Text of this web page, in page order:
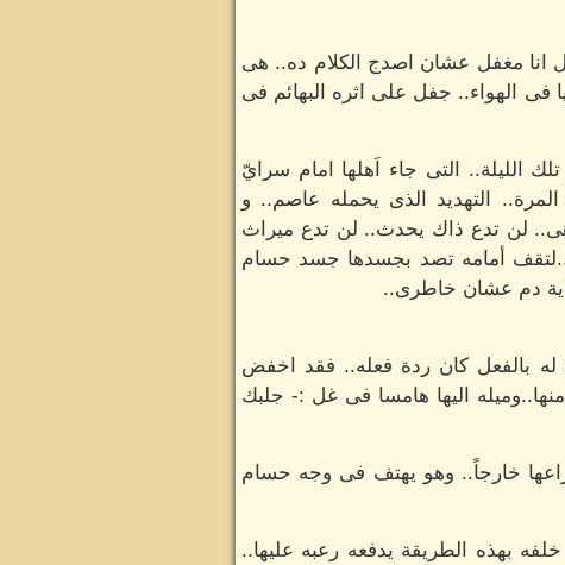
مغفل عشان اصدج الكلام ده.. هى
فى الهواء.. جفل على اثره البهائم فى
التى جاء اَهلها امام سرايّ
التهديد الذى يحمله عاصم.. و
هى.. لن تدع ذاك يحدث.. لن تدع ميراث
أمامه تصد بجسدها جسد حسام
دم عشان خاطرى..
له بالفعل كان ردة فعله.. فقد اخفض
اليها هامسا فى غل :- جلبك
خارجاً.. وهو يهتف فى وجه حسام
بهذه الطريقة يدفعه رعبه عليها..